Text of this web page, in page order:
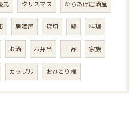
先 クリスマス からあげ居酒屋
居酒屋 貸切 鶏 料理
お酒 お弁当 一品 家族
カップル おひとり様